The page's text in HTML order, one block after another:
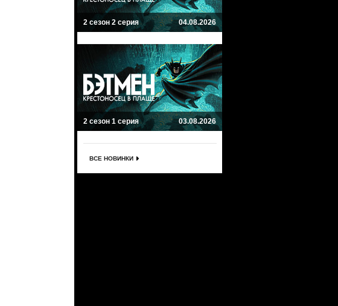
2 сезон 2 серия 04.08.2026
2 сезон 1 серия 03.08.2026
ВСЕ НОВИНКИ